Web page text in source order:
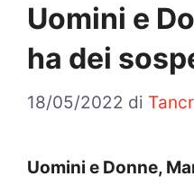
Uomini e
ha dei
18/05/2022 di
Uomini e Donne,